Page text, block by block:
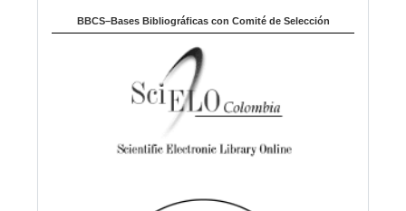
BBCS–Bases Bibliográficas con Comité de Selección